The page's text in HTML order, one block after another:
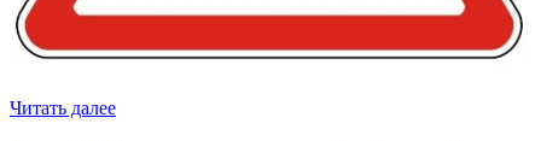
Читать далее